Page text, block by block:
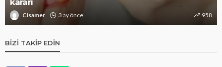
kararı
Cisamer 3 ay önce 958
BIZI TAKIP EDIN